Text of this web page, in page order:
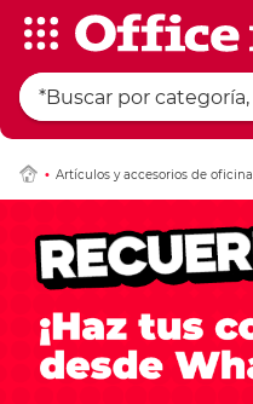
Artículos y accesorios de oficina